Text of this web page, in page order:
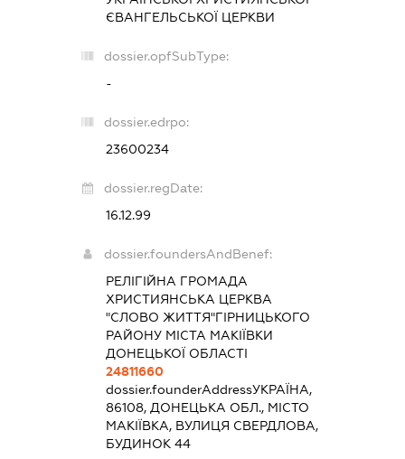
ЄВАНГЕЛЬСЬКОЇ ЦЕРКВИ
dossier.opfSubType:
-
dossier.edrpo:
23600234
dossier.regDate:
16.12.99
dossier.foundersAndBenef:
РЕЛІГІЙНА ГРОМАДА
ХРИСТИЯНСЬКА ЦЕРКВА
"СЛОВО ЖИТТЯ"ГІРНИЦЬКОГО
РАЙОНУ МІСТА МАКІЇВКИ
ДОНЕЦЬКОЇ ОБЛАСТІ
24811660
dossier.founderAddressУКРАЇНА,
86108, ДОНЕЦЬКА ОБЛ., МІСТО
МАКІЇВКА, ВУЛИЦЯ СВЕРДЛОВА,
БУДИНОК 44